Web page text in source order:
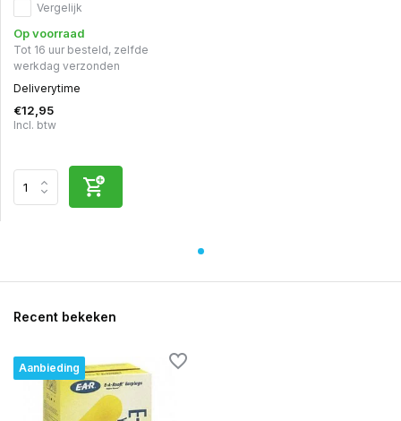
Vergelijk
Op voorraad
Tot 16 uur besteld, zelfde
werkdag verzonden
Deliverytime
€12,95
Incl. btw
Recent bekeken
Aanbieding